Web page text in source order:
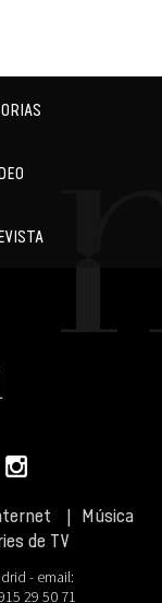
Música
de TV
- email:
29 50 71